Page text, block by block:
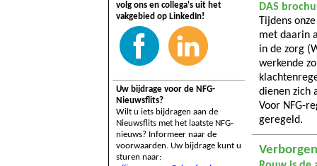
volg ons en collega's uit het
vakgebied op LinkedIn!
Uw bijdrage voor de NFG-
Nieuwsflits?
Wilt u iets bijdragen aan de
Nieuwsflits met het laatste NFG-
nieuws? Informeer naar de
voorwaarden. Uw bijdrage kunt u
sturen naar:
DAS
Tijdens
met daarin
in de zorg
werkende
dienen zich
Voor NFG-
geregeld.